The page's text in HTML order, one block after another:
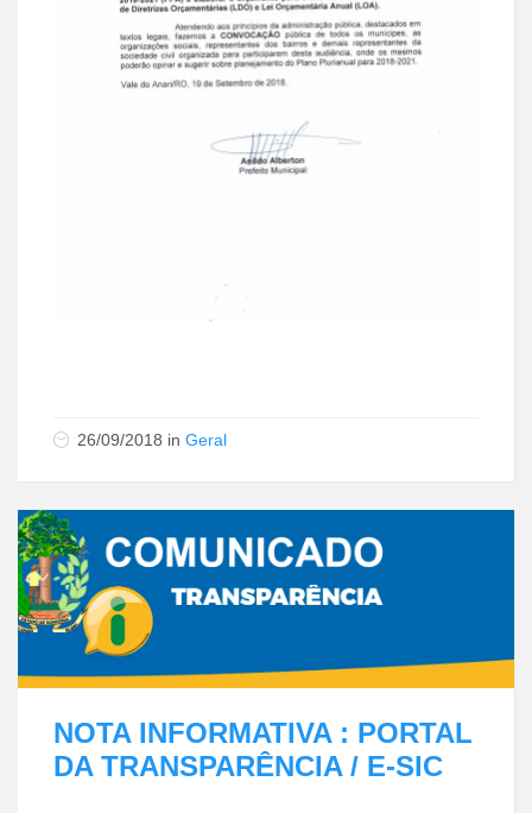
26/09/2018 in Geral
NOTA INFORMATIVA : PORTAL
DA TRANSPARÊNCIA / E-SIC